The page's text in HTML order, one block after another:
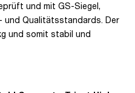
und mit GS-Siegel,
Qualitätsstandards. Der
und somit stabil und